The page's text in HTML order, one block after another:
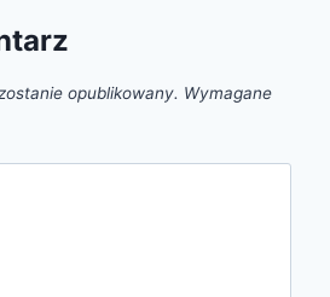
opublikowany. Wymagane